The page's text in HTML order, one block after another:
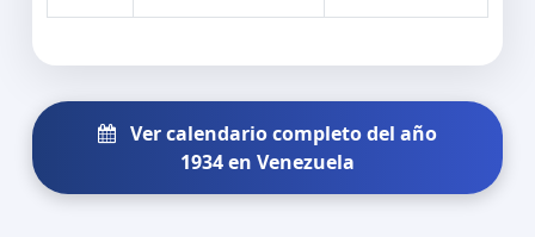
Ver calendario completo del año
1934 en Venezuela